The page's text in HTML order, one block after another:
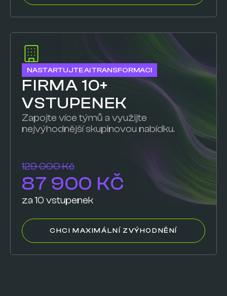
NASTARTUJTE AI TRANSFORMACI
FIRMA 10+
VSTUPENEK
Zapojte více týmů a využijte
nejvýhodnější skupinovou nabídku.
129 000 Kč
87 900 KČ
za 10 vstupenek
CHCI MAXIMÁLNÍ ZVÝHODNĚNÍ